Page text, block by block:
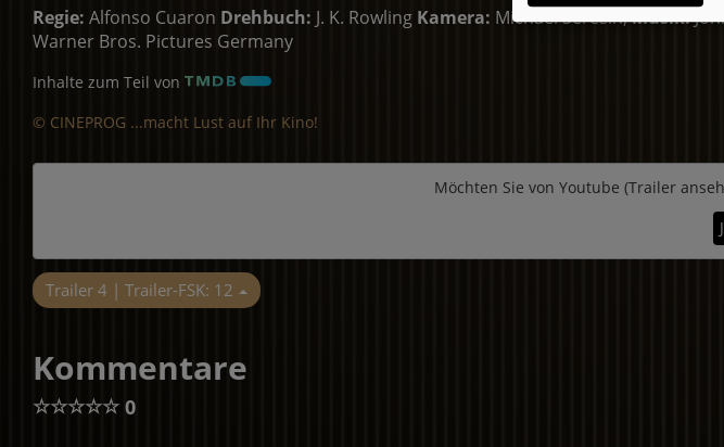
Regie: Alfonso Cuaron Drehbuch: J. K. Rowling Kamera: Michael Seresin;Musik:
Warner Bros. Pictures Germany
Inhalte zum Teil von
© CINEPROG ...macht Lust auf Ihr Kino!
Möchten Sie von Youtube (Trailer
Trailer 4 | Trailer-FSK: 12
Kommentare
☆☆☆☆☆ 0